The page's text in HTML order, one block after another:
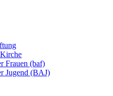
Frauen (baf)
Jugend (BAJ)